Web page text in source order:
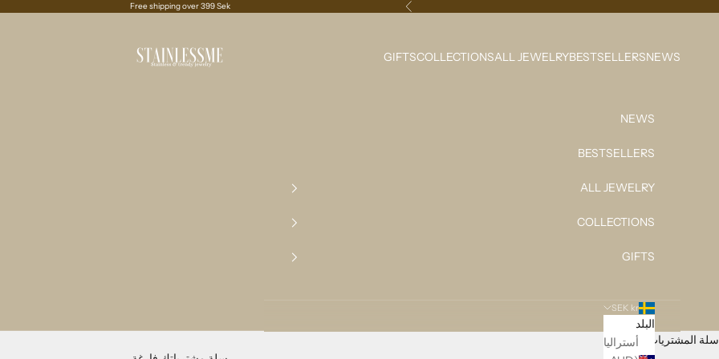
السابق Free shipping over 399 Sek
NEWS
BESTSELLERS
ALL JEWELRY
COLLECTIONS
GIFTS
NEWS
BESTSELLERS
ALL JEWELRY
COLLECTIONS
GIFTS
SEK kr
البلد
أستراليا
سلة المشتريات